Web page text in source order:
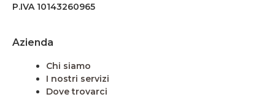
P.IVA 10143260965
Azienda
Chi siamo
I nostri servizi
Dove trovarci